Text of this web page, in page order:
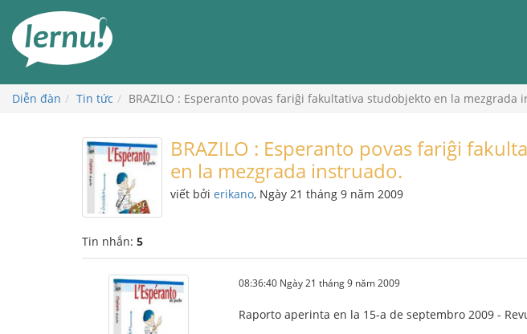
đến
phần
dung
Diễn đàn Tin tức BRAZILO : Esperanto povas fariĝi fakultativa studobjekto en la mezgrada
BRAZILO : Esperanto povas fariĝi
en la mezgrada instruado.
viết bởi erikano, Ngày 21 tháng 9 năm 2009
Tin nhắn: 5
08:36:40 Ngày 21 tháng 9 năm 2009
Raporto aperinta en la 15-a de septembro 2009 -